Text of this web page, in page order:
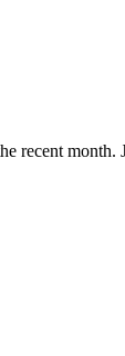
recent